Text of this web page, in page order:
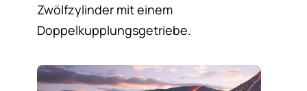
Zwölfzylinder mit einem
Doppelkupplungsgetriebe.